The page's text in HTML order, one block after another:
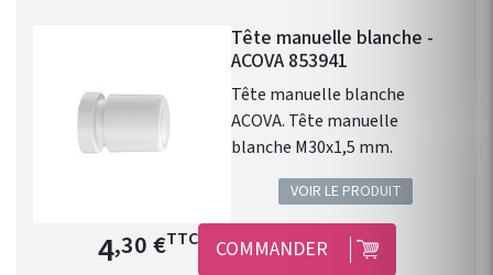
avec précision de la
température d'un radiateur ou
d'un sèche serviette à eau
chaude.
Tête manuelle blanche -
ACOVA 853941
Tête manuelle blanche
ACOVA. Tête manuelle
blanche M30x1,5 mm.
VOIR LE PRODUIT
Prix de base
4,30 €TTC COMMANDER